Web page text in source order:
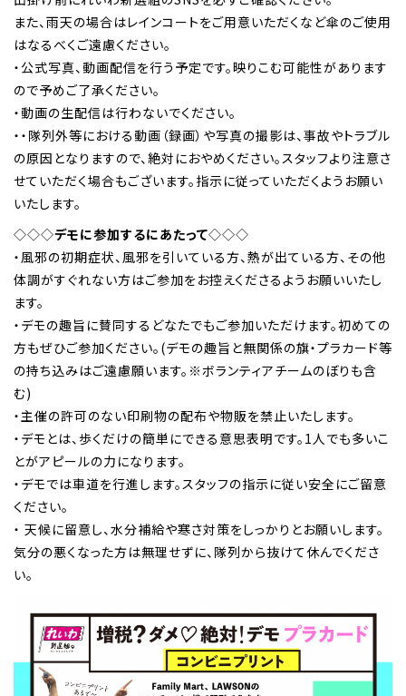
また、雨天の場合はレインコートをご用意いただくなど傘のご使用
はなるべくご遠慮ください。
・公式写真、動画配信を行う予定です。映りこむ可能性があります
ので予めご了承ください。
・動画の生配信は行わないでください。
・・隊列外等における動画（録画）や写真の撮影は、事故やトラブル
の原因となりますので、絶対におやめください。スタッフより注意さ
せていただく場合もございます。指示に従っていただくようお願い
いたします。
◇◇◇デモに参加するにあたって◇◇◇
・風邪の初期症状、風邪を引いている方、熱が出ている方、その他
体調がすぐれない方はご参加をお控えくださるようお願いいたし
ます。
・デモの趣旨に賛同するどなたでもご参加いただけます。初めての
方もぜひご参加ください。(デモの趣旨と無関係の旗・プラカード等
の持ち込みはご遠慮願います。※ボランティアチームのぼりも含
む)
・主催の許可のない印刷物の配布や物販を禁止いたします。
・デモとは、歩くだけの簡単にできる意思表明です。1人でも多いこ
とがアピールの力になります。
・デモでは車道を行進します。スタッフの指示に従い安全にご留意
ください。
・ 天候に留意し、水分補給や寒さ対策をしっかりとお願いします。
気分の悪くなった方は無理せずに、隊列から抜けて休んでくださ
い。